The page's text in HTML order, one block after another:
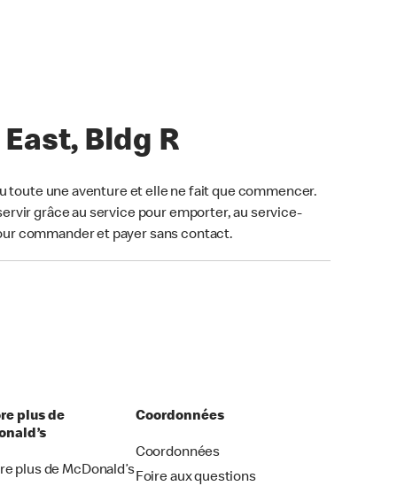
Bldg R
toute une aventure et elle ne fait que commencer.
grâce au service pour emporter, au service-
commander et payer sans contact.
plus de
plus de McDonald’s
Coordonnées
Coordonnées
Foire aux questions